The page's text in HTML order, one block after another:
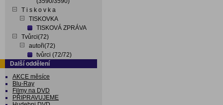
T i s k o v k a
TISKOVKA
TISKOVÁ ZPRÁVA
Tvůrci(72)
autoři(72)
tvůrci (72/72)
Další oddělení
AKCE měsíce
Blu-Ray
Filmy na DVD
PŘIPRAVUJEME